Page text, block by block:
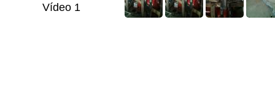
Vídeo 1